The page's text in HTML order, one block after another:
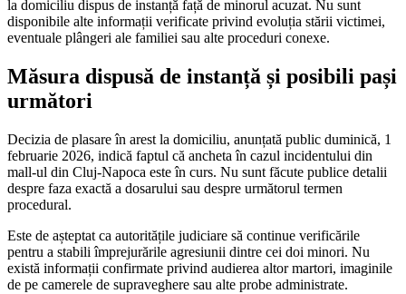
la domiciliu dispus de instanță față de minorul acuzat. Nu sunt
disponibile alte informații verificate privind evoluția stării victimei,
eventuale plângeri ale familiei sau alte proceduri conexe.
Măsura dispusă de instanță și posibili pași
următori
Decizia de plasare în arest la domiciliu, anunțată public duminică, 1
februarie 2026, indică faptul că ancheta în cazul incidentului din
mall-ul din Cluj-Napoca este în curs. Nu sunt făcute publice detalii
despre faza exactă a dosarului sau despre următorul termen
procedural.
Este de așteptat ca autoritățile judiciare să continue verificările
pentru a stabili împrejurările agresiunii dintre cei doi minori. Nu
există informații confirmate privind audierea altor martori, imaginile
de pe camerele de supraveghere sau alte probe administrate.